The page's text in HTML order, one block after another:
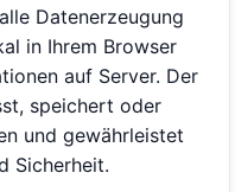
Datenerzeugung
in Ihrem Browser
auf Server. Der
speichert oder
und gewährleistet
Sicherheit.